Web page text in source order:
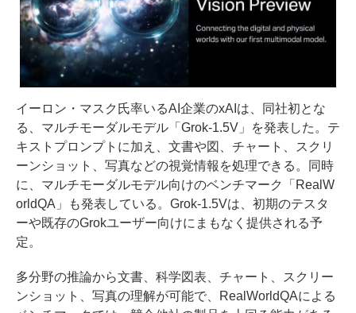
イーロン・マスク氏率いるAI企業のxAIは、同社初とな
る、マルチモーダルモデル「Grok-1.5V」を発表した。テ
キストプロンプトに加え、文書や図、チャート、スクリ
ーンショット、写真などの視覚情報を処理できる。同時
に、マルチモーダルモデル向けのベンチマーク「RealW
orldQA」も発表している。Grok-1.5Vは、初期のテスタ
ーや既存のGrokユーザー向けにまもなく提供される予
定。
多分野の推論から文書、科学図表、チャート、スクリー
ンショット、写真の理解が可能で、RealWorldQAによる